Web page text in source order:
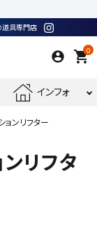
具専門店
0
shopping_cart
インフォ
ョンリフター
リフタ